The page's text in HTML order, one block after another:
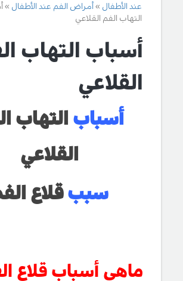
عند الأطفال
أمراض الفم عند الأطفال
التهاب الفم القلاعي
أسباب التهاب
القلاعي
أسباب التهاب
القلاعي
سبب قلاع
ماهي أسباب قلاع